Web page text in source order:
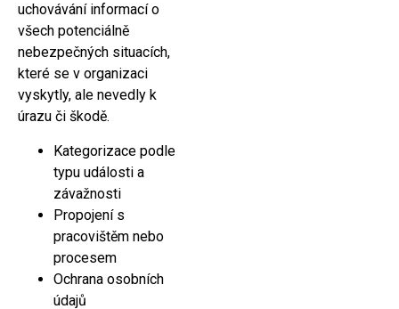
uchovávání informací o
všech potenciálně
nebezpečných situacích,
které se v organizaci
vyskytly, ale nevedly k
úrazu či škodě.
Kategorizace podle
typu události a
závažnosti
Propojení s
pracovištěm nebo
procesem
Ochrana osobních
údajů